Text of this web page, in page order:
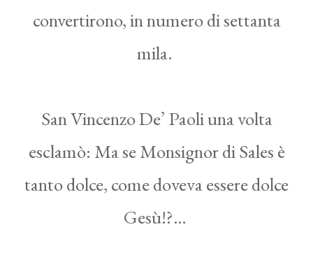
convertirono, in numero di settanta
mila.
San Vincenzo De’ Paoli una volta
esclamò: Ma se Monsignor di Sales è
tanto dolce, come doveva essere dolce
Gesù!?…